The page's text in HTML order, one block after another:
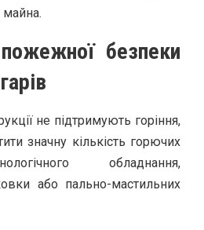
безпеки
не підтримують горіння,
значну кількість горючих
обладнання,
або пально-мастильних